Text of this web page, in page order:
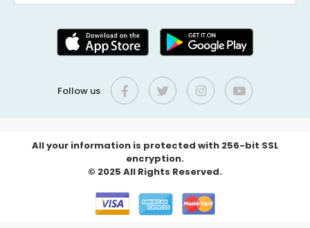
Follow us
All your information is protected with 256-bit SSL
encryption.
© 2025 All Rights Reserved.